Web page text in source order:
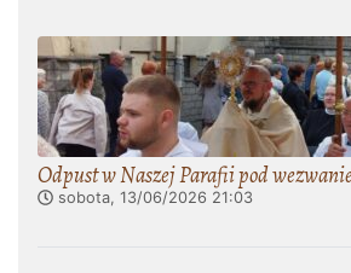
Odpust w Naszej Parafii pod
sobota, 13/06/2026 21:03